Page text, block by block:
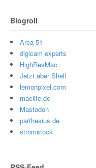
Blogroll
Area 51
digicam experts
HighResMac
Jetzt aber Shell
lemonpixel.com
maclife.de
Mastodon
parthesius.de
stromstock